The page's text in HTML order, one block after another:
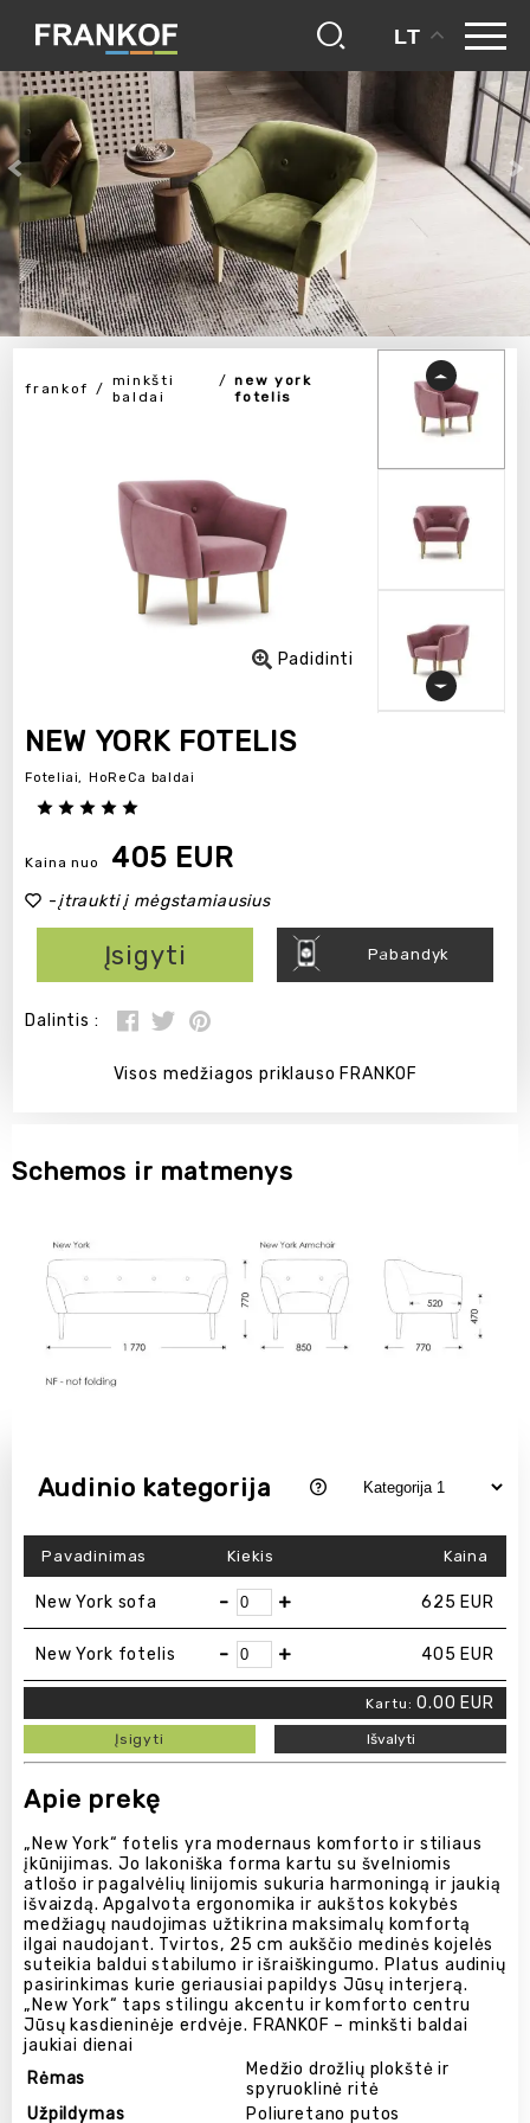
LT
frankof
minkšti
baldai
new york
fotelis
Padidinti
NEW YORK FOTELIS
Foteliai, HoReCa baldai
Kaina nuo 405 EUR
-įtraukti į mėgstamiausius
Įsigyti Pabandyk
Dalintis :
Visos medžiagos priklauso FRANKOF
Schemos ir matmenys
Audinio kategorija
Pavadinimas Kiekis Kaina
New York sofa - + 625 EUR
New York fotelis - + 405 EUR
Kartu:0.00 EUR
Įsigyti Išvalyti
Apie prekę
„New York“ fotelis yra modernaus komforto ir stiliaus
įkūnijimas. Jo lakoniška forma kartu su švelniomis
atlošo ir pagalvėlių linijomis sukuria harmoningą ir jaukią
išvaizdą. Apgalvota ergonomika ir aukštos kokybės
medžiagų naudojimas užtikrina maksimalų komfortą
ilgai naudojant. Tvirtos, 25 cm aukščio medinės kojelės
suteikia baldui stabilumo ir išraiškingumo. Platus audinių
pasirinkimas kurie geriausiai papildys Jūsų interjerą.
„New York“ taps stilingu akcentu ir komforto centru
Jūsų kasdieninėje erdvėje. FRANKOF – minkšti baldai
jaukiai dienai
Rėmas
Medžio drožlių plokštė ir
spyruoklinė ritė
Užpildymas
Poliuretano putos